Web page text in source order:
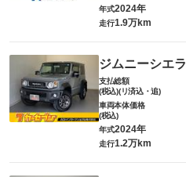
年式2024年
走行1.9万km
ジムニーシエラ
支払総額
(税込)(リ済込・追)
車両本体価格
(税込)
年式2024年
走行1.2万km